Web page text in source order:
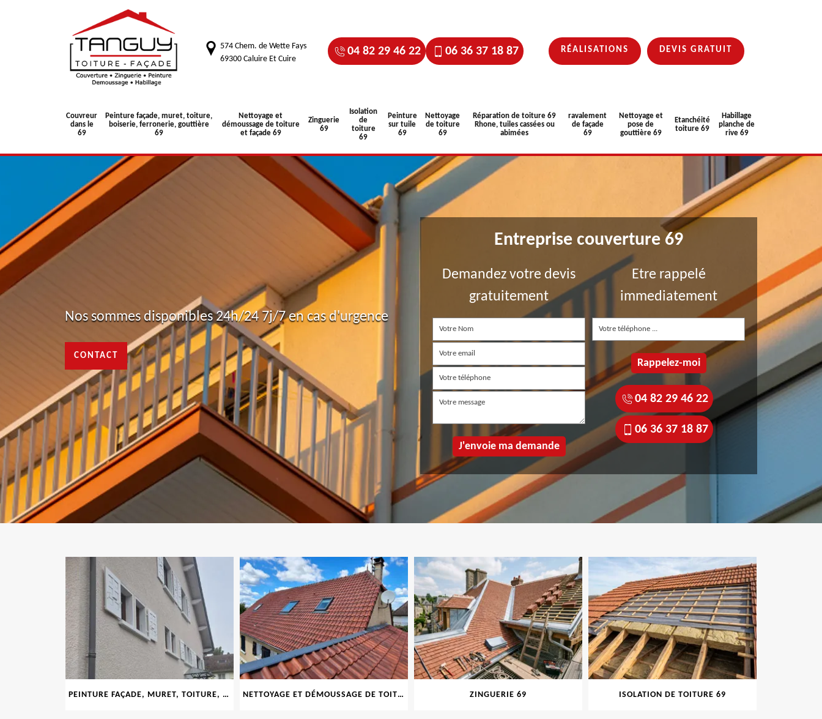
574 Chem. de Wette Fays
69300 Caluire Et Cuire
04 82 29 46 22 06 36 37 18 87 RÉALISATIONS DEVIS GRATUIT
Couvreur
dans le
69
Peinture façade, muret, toiture,
boiserie, ferronerie, gouttière
69
Nettoyage et
démoussage de toiture
et façade 69
Zinguerie
69
Isolation
de
toiture
69
Peinture
sur tuile
69
Nettoyage
de toiture
69
Réparation de toiture 69
Rhone, tuiles cassées ou
abimées
ravalement
de façade
69
Nettoyage et
pose de
gouttière 69
Etanchéité
toiture 69
Habillage
planche de
rive 69
Nos sommes disponibles 24h/24 7j/7 en cas d'urgence
CONTACT
Entreprise couverture 69
Demandez votre devis
gratuitement
Etre rappelé
immediatement
04 82 29 46 22
06 36 37 18 87
PEINTURE FAÇADE, MURET, TOITURE, BOISERIE, FERRONERIE, GOUTTIÈRE 69 NETTOYAGE ET DÉMOUSSAGE DE TOITURE ET FAÇADE 69 ZINGUERIE 69 ISOLATION DE TOITURE 69